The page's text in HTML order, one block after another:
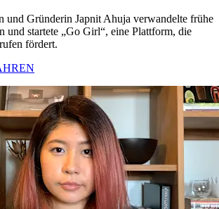
und Gründerin Japnit Ahuja verwandelte frühe
und startete „Go Girl“, eine Plattform, die
fördert.